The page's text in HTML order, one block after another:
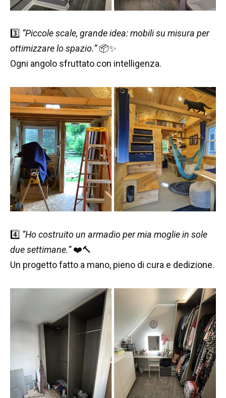
3️⃣ “Piccole scale, grande idea: mobili su misura per
ottimizzare lo spazio.”📦✨
Ogni angolo sfruttato con intelligenza.
4️⃣ “Ho costruito un armadio per mia moglie in sole
due settimane.”❤️🔨
Un progetto fatto a mano, pieno di cura e dedizione.